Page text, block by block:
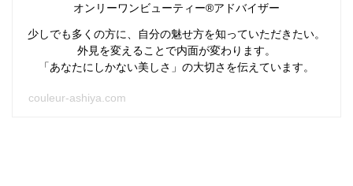
オンリーワンビューティー®アドバイザー
少しでも多くの方に、自分の魅せ方を知っていただきたい。
外見を変えることで内面が変わります。
「あなたにしかない美しさ」の大切さを伝えています。
couleur-ashiya.com